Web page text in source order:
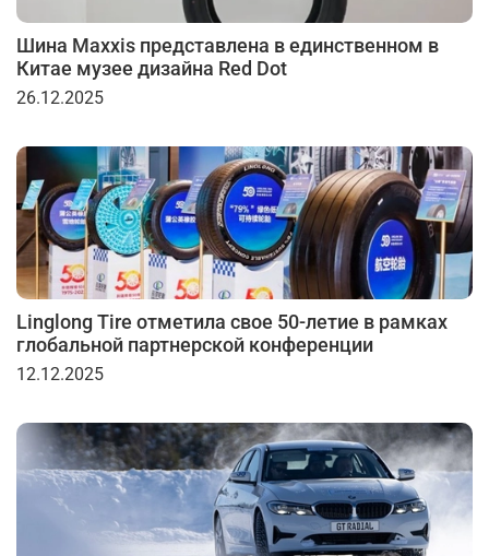
Шина Maxxis представлена в единственном в
Китае музее дизайна Red Dot
26.12.2025
Linglong Tire отметила свое 50-летие в рамках
глобальной партнерской конференции
12.12.2025